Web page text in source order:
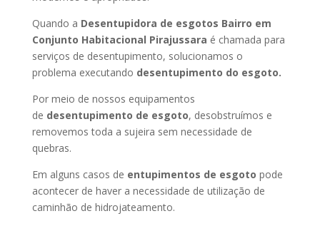
Quando a Desentupidora de esgotos Bairro em
Conjunto Habitacional Pirajussara é chamada para
serviços de desentupimento, solucionamos o
problema executando desentupimento do esgoto.
Por meio de nossos equipamentos
de desentupimento de esgoto, desobstruímos e
removemos toda a sujeira sem necessidade de
quebras.
Em alguns casos de entupimentos de esgoto pode
acontecer de haver a necessidade de utilização de
caminhão de hidrojateamento.